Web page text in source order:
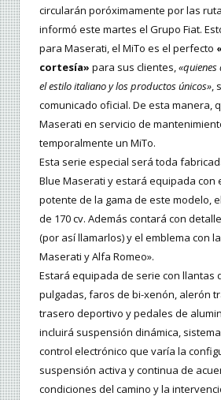
circularán poróximamente por las
informó este martes el Grupo Fiat.
para Maserati, el MiTo es el perfecto
cortesía» para sus clientes,
el estilo italiano y los productos únicos»,
comunicado oficial. De esta manera,
Maserati en servicio de
temporalmente un MiTo.
Esta serie especial será toda
Blue Maserati y estará equipada con
potente de la gama de este modelo,
de 170 cv. Además contará con
(por así llamarlos) y el emblema con
Maserati y Alfa Romeo».
Estará equipada de serie con llantas
pulgadas, faros de bi-xenón, alerón
trasero deportivo y pedales de
incluirá suspensión dinámica,
control electrónico que varía la
suspensión activa y continua de
condiciones del camino y la